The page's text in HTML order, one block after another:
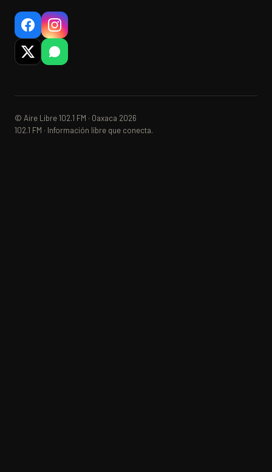
© Aire Libre 102.1 FM · Oaxaca 2026
102.1 FM · Información libre que conecta.